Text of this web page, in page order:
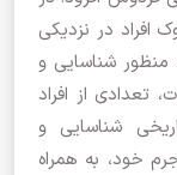
افراد در نزدیکی
منظور شناسایی و
تعدادی از افراد
شناسایی و
خود، به همراه